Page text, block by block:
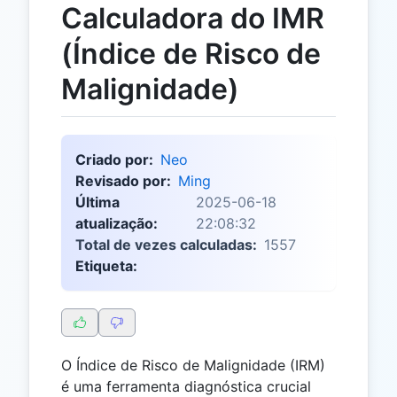
Calculadora do IMR
(Índice de Risco de
Malignidade)
Criado por: Neo
Revisado por: Ming
Última
atualização:
2025-06-18
22:08:32
Total de vezes calculadas: 1557
Etiqueta:
O Índice de Risco de Malignidade (IRM)
é uma ferramenta diagnóstica crucial